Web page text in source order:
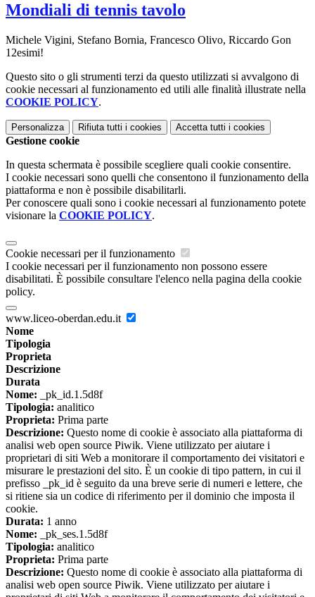
Mondiali di tennis tavolo
Michele Vigini, Stefano Bornia, Francesco Olivo, Riccardo Gon
12esimi!
Questo sito o gli strumenti terzi da questo utilizzati si avvalgono di
cookie necessari al funzionamento ed utili alle finalità illustrate nella
COOKIE POLICY.
Personalizza Rifiuta tutti i cookies Accetta tutti i cookies
Gestione cookie
In questa schermata è possibile scegliere quali cookie consentire.
I cookie necessari sono quelli che consentono il funzionamento della
piattaforma e non è possibile disabilitarli.
Per conoscere quali sono i cookie necessari al funzionamento potete
visionare la COOKIE POLICY.
Cookie necessari per il funzionamento
I cookie necessari per il funzionamento non possono essere
disabilitati. È possibile consultare l'elenco nella pagina della cookie
policy.
www.liceo-oberdan.edu.it
Nome
Tipologia
Proprieta
Descrizione
Durata
Nome: _pk_id.1.5d8f
Tipologia: analitico
Proprieta: Prima parte
Descrizione: Questo nome di cookie è associato alla piattaforma di
analisi web open source Piwik. Viene utilizzato per aiutare i
proprietari di siti Web a monitorare il comportamento dei visitatori e
misurare le prestazioni del sito. È un cookie di tipo pattern, in cui il
prefisso _pk_id è seguito da una breve serie di numeri e lettere, che
si ritiene sia un codice di riferimento per il dominio che imposta il
cookie.
Durata: 1 anno
Nome: _pk_ses.1.5d8f
Tipologia: analitico
Proprieta: Prima parte
Descrizione: Questo nome di cookie è associato alla piattaforma di
analisi web open source Piwik. Viene utilizzato per aiutare i